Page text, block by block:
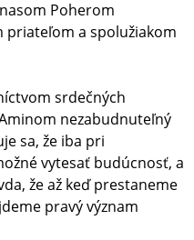
Poherom
priateľom a spolužiakom
srdečných
nezabudnuteľný
sa, že iba pri
vytesať budúcnosť, a
že až keď prestaneme
pravý význam